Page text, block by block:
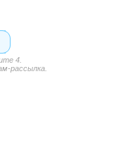
рассылка.
4.